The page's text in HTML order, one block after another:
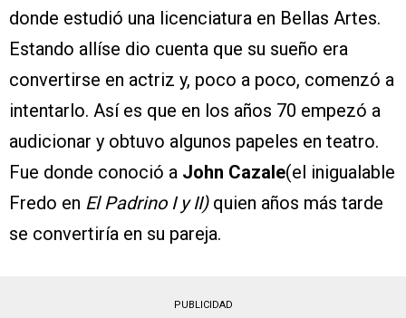
donde estudió una licenciatura en Bellas Artes.
Estando allíse dio cuenta que su sueño era
convertirse en actriz y, poco a poco, comenzó a
intentarlo. Así es que en los años 70 empezó a
audicionar y obtuvo algunos papeles en teatro.
Fue donde conoció a John Cazale(el inigualable
Fredo en El Padrino I y II)quien años más tarde
se convertiría en su pareja.
PUBLICIDAD